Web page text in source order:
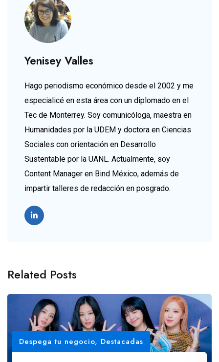
Yenisey Valles
Hago periodismo económico desde el 2002 y me
especialicé en esta área con un diplomado en el
Tec de Monterrey. Soy comunicóloga, maestra en
Humanidades por la UDEM y doctora en Ciencias
Sociales con orientación en Desarrollo
Sustentable por la UANL. Actualmente, soy
Content Manager en Bind México, además de
impartir talleres de redacción en posgrado.
Related Posts
Despega tu negocio, Destacadas